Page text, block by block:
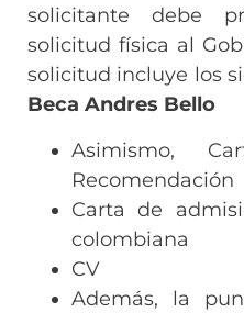
solicitante debe
solicitud física al
solicitud incluye los
Beca Andres Bello
Asimismo,
Recomendación
Carta de
colombiana
CV
Además, la